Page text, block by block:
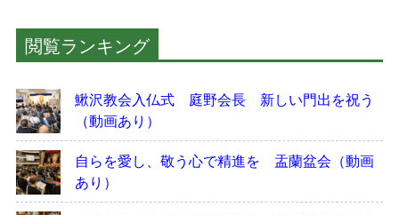
閲覧ランキング
鰍沢教会入仏式 庭野会長 新しい門出を祝う
（動画あり）
自らを愛し、敬う心で精進を 盂蘭盆会（動画
あり）